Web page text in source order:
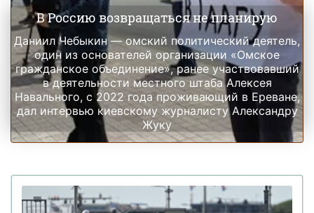
В Россию возвращаться не планирую
Даниил Чебыкин — омский политический деятель,
один из основателей организации «Омское
гражданское объединение», ранее участвовавший
в деятельности местного штаба Алексея
Навального, с 2022 года проживающий в Ереване,
дал интервью киевскому журналисту Александру
Жуку